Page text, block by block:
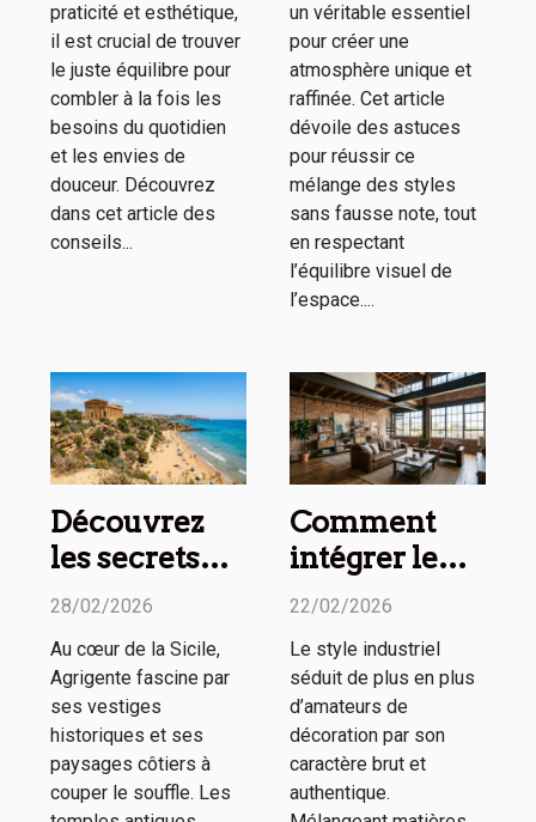
praticité et esthétique,
il est crucial de trouver
le juste équilibre pour
combler à la fois les
besoins du quotidien
et les envies de
douceur. Découvrez
dans cet article des
conseils...
un véritable essentiel
pour créer une
atmosphère unique et
raffinée. Cet article
dévoile des astuces
pour réussir ce
mélange des styles
sans fausse note, tout
en respectant
l’équilibre visuel de
l’espace....
Découvrez
les secrets
des temples
plages
d'Agrigente
28/02/2026
Au cœur de la Sicile,
Agrigente fascine par
ses vestiges
historiques et ses
paysages côtiers à
couper le souffle. Les
Comment
intégrer le
style
dans votre
intérieur ?
22/02/2026
Le style industriel
séduit de plus en plus
d’amateurs de
décoration par son
caractère brut et
authentique.